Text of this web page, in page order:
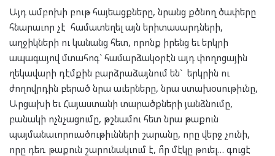
Այդ ամբոխի բութ հայեացքները, նրանց քծնող ծափերը
հնարաւոր չէ համատեղել այն երիտասարդների,
աղջիկների ու կանանց հետ, որոնք իրենց եւ երկրի
ապագայով մտահոգ` համարձակօրէն այդ փողոցային
ղեկավարի դէմքին բարձրաձայնում են` երկրին ու
ժողովրդին բերած նրա աւերները, նրա ստախօսութիւնը,
Արցախի եւ Հայաստանի տարածքների յանձնումը,
բանակի ոչնչացումը, թշնամու հետ նրա թաքուն
պայմանաւորուածութիւնների շարանը, որը վերջ չունի,
որը դեռ թաքուն շարունակւում է, ո՞ր մէկը թուել… գուցէ